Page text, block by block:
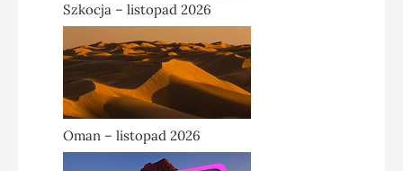
Szkocja – listopad 2026
Oman – listopad 2026